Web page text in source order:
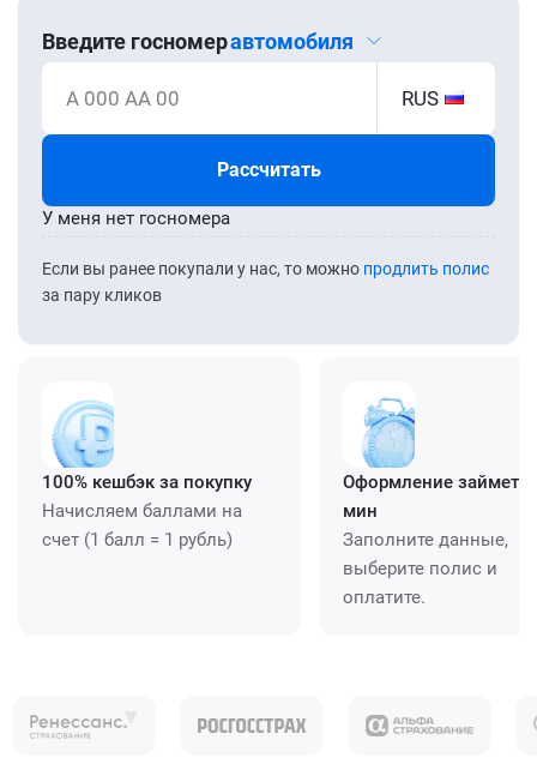
Введите госномеравтомобиля
А 000 АА 00 RUS
Рассчитать
Если вы ранее покупали у нас, то можно продлить полис
за пару кликов
У меня нет госномера
100% кешбэк за покупку
Начисляем баллами на
счет (1 балл = 1 рубль)
Оформление займет
мин
Заполните данные,
выберите полис и
оплатите.